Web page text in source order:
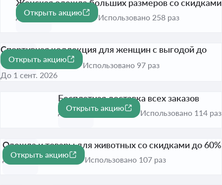
Женская одежда больших размеров со скидками
До 1 сент. 2026
Открыть акцию
Использовано 258 раз
-65%
Спортивная коллекция для женщин с выгодой до
65%
До 1 сент. 2026
Открыть акцию
Использовано 97 раз
Бесплатная доставка всех заказов
До 1 сент. 2026
Открыть акцию
Использовано 114 раз
-60%
Одежда и товары для животных со скидками до 60%
До 1 сент. 2026
Открыть акцию
Использовано 107 раз